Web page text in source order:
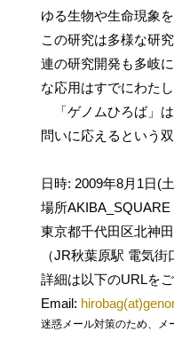
ゆる生物や生命現象
この研究は多様な研
連の研究開発も多岐
な応用はすでにわた
「ゲノムひろば」
問いに応えるという
日時: 2009年8月1日(
場所AKIBA_SQUARE
東京都千代田区北神
（JR秋葉原駅 電気
詳細は以下のURLをご
Email:
迷惑メール対策のため、メ